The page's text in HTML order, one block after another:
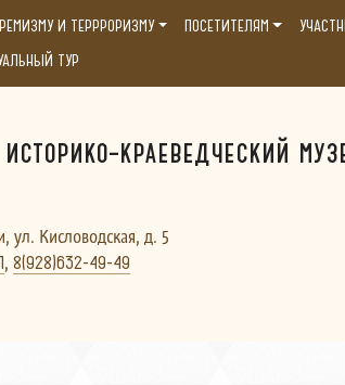
И ТЕРРРОРИЗМУ ПОСЕТИТЕЛЯМ
ТУР
краеведческий
ул. Кисловодская, д. 5
, 8(928)632-49-49